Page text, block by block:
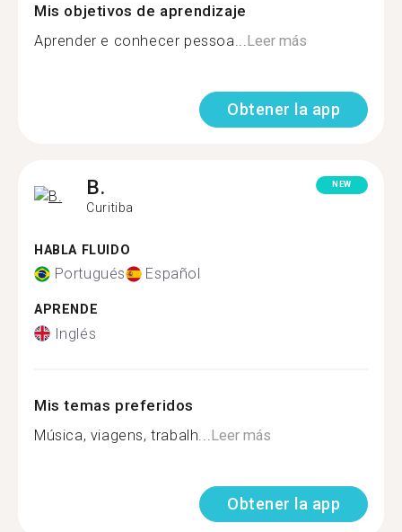
Mis objetivos de aprendizaje
Aprender e conhecer pessoa... Leer más
Obtener la app
B.
Curitiba
NEW
HABLA FLUIDO
Portugués Español
APRENDE
Inglés
Mis temas preferidos
Música, viagens, trabalh... Leer más
Obtener la app